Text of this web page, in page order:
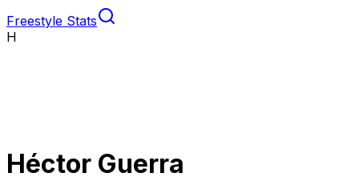
Freestyle Stats
H
Héctor Guerra